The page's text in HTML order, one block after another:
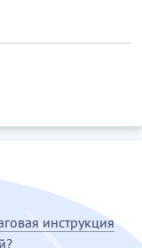
инструкция